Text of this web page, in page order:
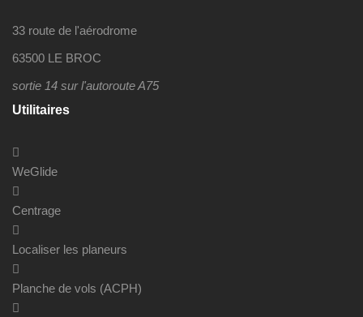
33 route de l'aérodrome
63500 LE BROC
sortie 14 sur l'autoroute A75
Utilitaires
WeGlide
Centrage
Localiser les planeurs
Planche de vols (ACPH)